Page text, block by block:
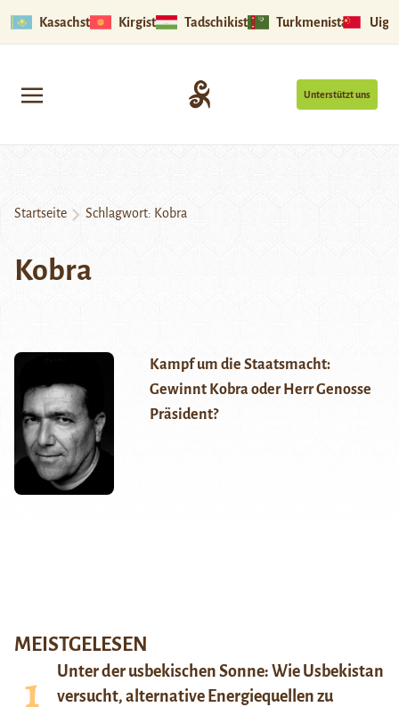
Kasachstan Kirgistan Tadschikistan Turkmenistan
Unterstützt uns
Startseite Schlagwort: Kobra
Kobra
Kampf um die Staatsmacht:
Gewinnt Kobra oder Herr Genosse
Präsident?
MEISTGELESEN
Unter der usbekischen Sonne: Wie Usbekistan
versucht, alternative Energiequellen zu